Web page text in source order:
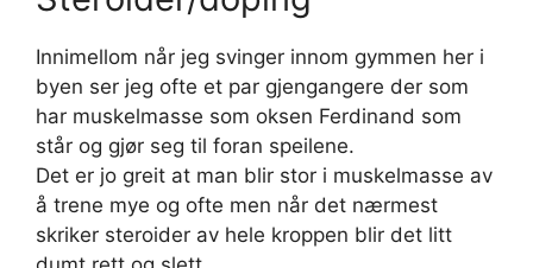
Innimellom når jeg svinger innom gymmen her i
byen ser jeg ofte et par gjengangere der som
har muskelmasse som oksen Ferdinand som
står og gjør seg til foran speilene.
Det er jo greit at man blir stor i muskelmasse av
å trene mye og ofte men når det nærmest
skriker steroider av hele kroppen blir det litt